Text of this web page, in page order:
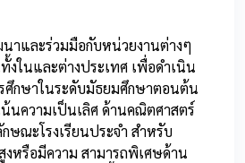
าและร่วมมือกับหน่วยงานต่างๆ
งในและต่างประเทศ เพื่อดำเนิน
ศึกษาในระดับมัธยมศึกษาตอนต้น
นความเป็นเลิศ ด้านคณิตศาสตร์
ษณะโรงเรียนประจำ สำหรับ
หรือมีความ สามารถพิเศษด้าน